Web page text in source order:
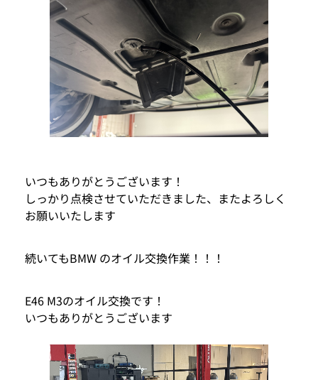
いつもありがとうございます！
しっかり点検させていただきました、またよろしく
お願いいたします
続いてもBMW のオイル交換作業！！！
E46 M3のオイル交換です！
いつもありがとうございます